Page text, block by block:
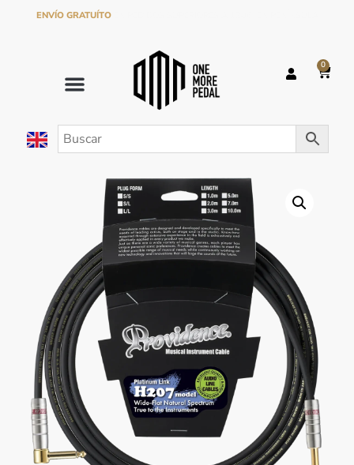
ENVÍO GRATUÍTOEN PEDIDOS SUPERIORES A 120€ EN PENÍNSULA
0